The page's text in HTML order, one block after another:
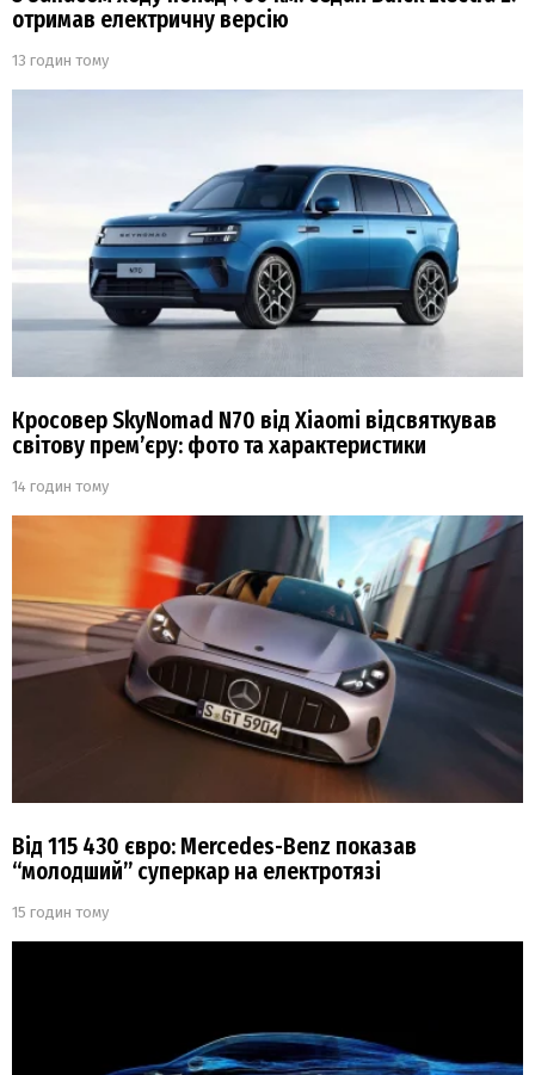
отримав електричну версію
13 годин тому
Кросовер SkyNomad N70 від Xiaomi відсвяткував
світову прем’єру: фото та характеристики
14 годин тому
Від 115 430 євро: Mercedes-Benz показав
“молодший” суперкар на електротязі
15 годин тому